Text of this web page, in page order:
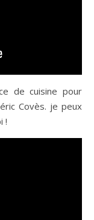
de cuisine pour
Covès. je peux
!